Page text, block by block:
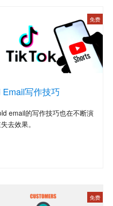
写作技巧
免费
email的写作技巧也在不断演
去效果。
免费